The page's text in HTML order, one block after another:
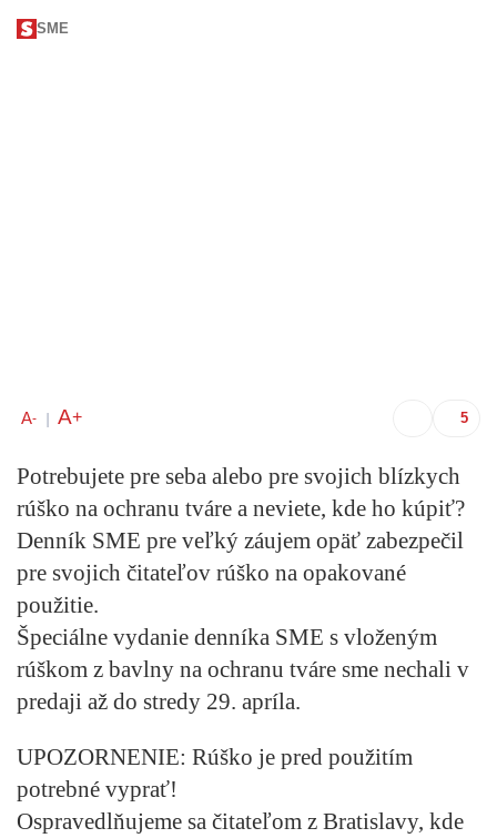
SME
A- A+
Potrebujete pre seba alebo pre svojich blízkych
rúško na ochranu tváre a neviete, kde ho kúpiť?
Denník SME pre veľký záujem opäť zabezpečil
pre svojich čitateľov rúško na opakované
použitie.
Špeciálne vydanie denníka SME s vloženým
rúškom z bavlny na ochranu tváre sme nechali v
predaji až do stredy 29. apríla.
UPOZORNENIE: Rúško je pred použitím
potrebné vyprať!
Ospravedlňujeme sa čitateľom z Bratislavy, kde